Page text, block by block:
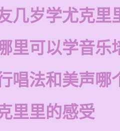
几岁学尤克里
里可以学音乐
唱法和美声哪
里里的感受